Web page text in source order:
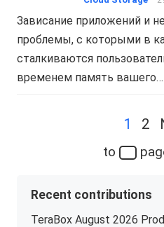
Зависание приложений и
проблемы, с которыми в
сталкиваются
временем память вашего…
1 2
to
Recent contributions
TeraBox August 2026